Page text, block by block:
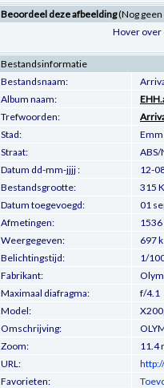
Beoordeel deze afbeelding(Nog
Hover over
Bestandsinformatie
Bestandsnaam:
Album naam:
Trefwoorden:
Stad:
Straat:
ABS/
Datum dd-mm-jjjj :
12-
Bestandsgrootte:
315
Datum toegevoegd:
01
Afmetingen:
1536
Weergegeven:
697
Belichtingstijd:
1/
Fabrikant:
Maximaal diafragma:
f/4.1
Model:
Omschrijving:
Zoom:
11.4
URL:
Favorieten: